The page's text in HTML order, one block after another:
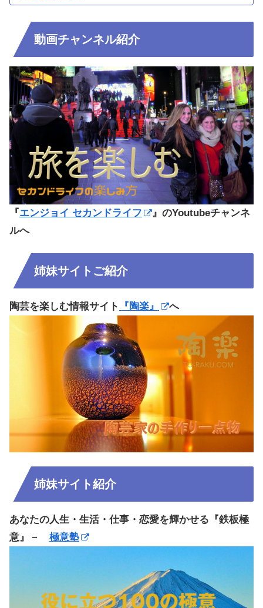
動画チャンネル紹介
『エンジョイ セカンドライフ
』のYoutubeチャンネ
ルへ
姉妹サイトご紹介
陶芸を楽しむ情報サイト 『陶楽』 へ
姉妹サイト紹介
あなたの人生・生活・仕事・恋愛を輝かせる『鉄板極
意』－ 極意塾